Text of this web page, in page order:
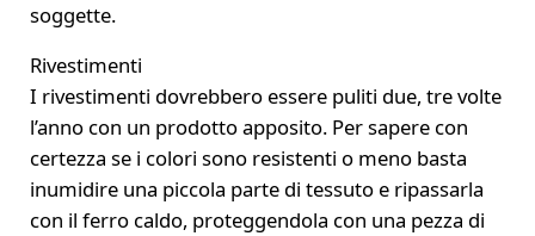
soggette.
Rivestimenti
I rivestimenti dovrebbero essere puliti due, tre volte
l’anno con un prodotto apposito. Per sapere con
certezza se i colori sono resistenti o meno basta
inumidire una piccola parte di tessuto e ripassarla
con il ferro caldo, proteggendola con una pezza di